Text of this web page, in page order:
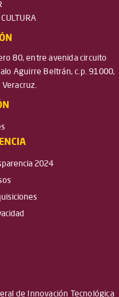
80, entre avenida circuito
Aguirre Beltrán, c.p. 91000,
2024
de Innovación Tecnológica